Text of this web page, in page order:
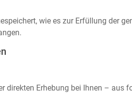
wie es zur Erfüllung der
direkten Erhebung bei Ihnen – aus